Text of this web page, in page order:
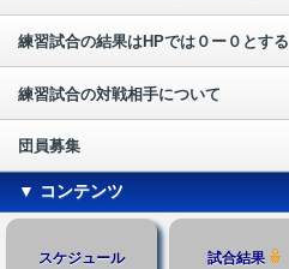
練習試合の結果はHPでは０ー０とする
練習試合の対戦相手について
団員募集
▼ コンテンツ
スケジュール 試合結果